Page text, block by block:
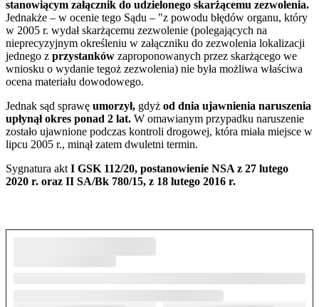
stanowiącym załącznik do udzielonego skarżącemu zezwolenia.
Jednakże – w ocenie tego Sądu – "z powodu błędów organu, który
w 2005 r. wydał skarżącemu zezwolenie (polegających na
nieprecyzyjnym określeniu w załączniku do zezwolenia lokalizacji
jednego z przystanków zaproponowanych przez skarżącego we
wniosku o wydanie tegoż zezwolenia) nie była możliwa właściwa
ocena materiału dowodowego.
Jednak sąd sprawę umorzył, gdyż od dnia ujawnienia naruszenia
upłynął okres ponad 2 lat. W omawianym przypadku naruszenie
zostało ujawnione podczas kontroli drogowej, która miała miejsce w
lipcu 2005 r., minął zatem dwuletni termin.
Sygnatura akt I GSK 112/20, postanowienie NSA z 27 lutego
2020 r. oraz II SA/Bk 780/15, z 18 lutego 2016 r.